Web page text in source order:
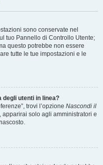
sono conservate nel
tuo Pannello di Controllo Utente;
questo potrebbe non essere
tutte le tue impostazioni e le
degli utenti in linea?
trovi l’opzione Nascondi il
apparirai solo agli amministratori e